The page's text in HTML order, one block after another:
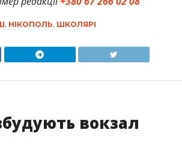
НІКОПОЛЬ ШКОЛЯРІ
вокзал